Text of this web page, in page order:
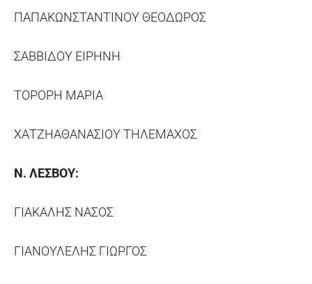
ΠΑΠΑΚΩΝΣΤΑΝΤΙΝΟΥ ΘΕΟΔΩΡΟΣ
ΣΑΒΒΙΔΟΥ ΕΙΡΗΝΗ
ΤΟΡΟΡΗ ΜΑΡΙΑ
ΧΑΤΖΗΑΘΑΝΑΣΙΟΥ ΤΗΛΕΜΑΧΟΣ
Ν. ΛΕΣΒΟΥ:
ΓΙΑΚΑΛΗΣ ΝΑΣΟΣ
ΓΙΑΝΟΥΛΕΛΗΣ ΓΙΩΡΓΟΣ